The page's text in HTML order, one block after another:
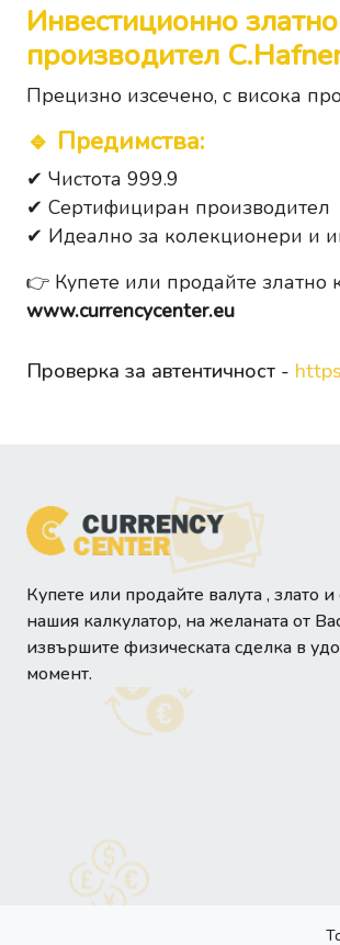
Инвестиционно
производител
Прецизно изсечено, с висока
🔹 Предимства:
✔ Чистота 999.9
✔ Сертифициран производител
✔ Идеално за колекционери и
👉 Купете или продайте златно
www.currencycenter.eu
Проверка за автентичност -
Купете или продайте валута , злато
нашия калкулатор, на желаната от
извършите физическата сделка в
момент.